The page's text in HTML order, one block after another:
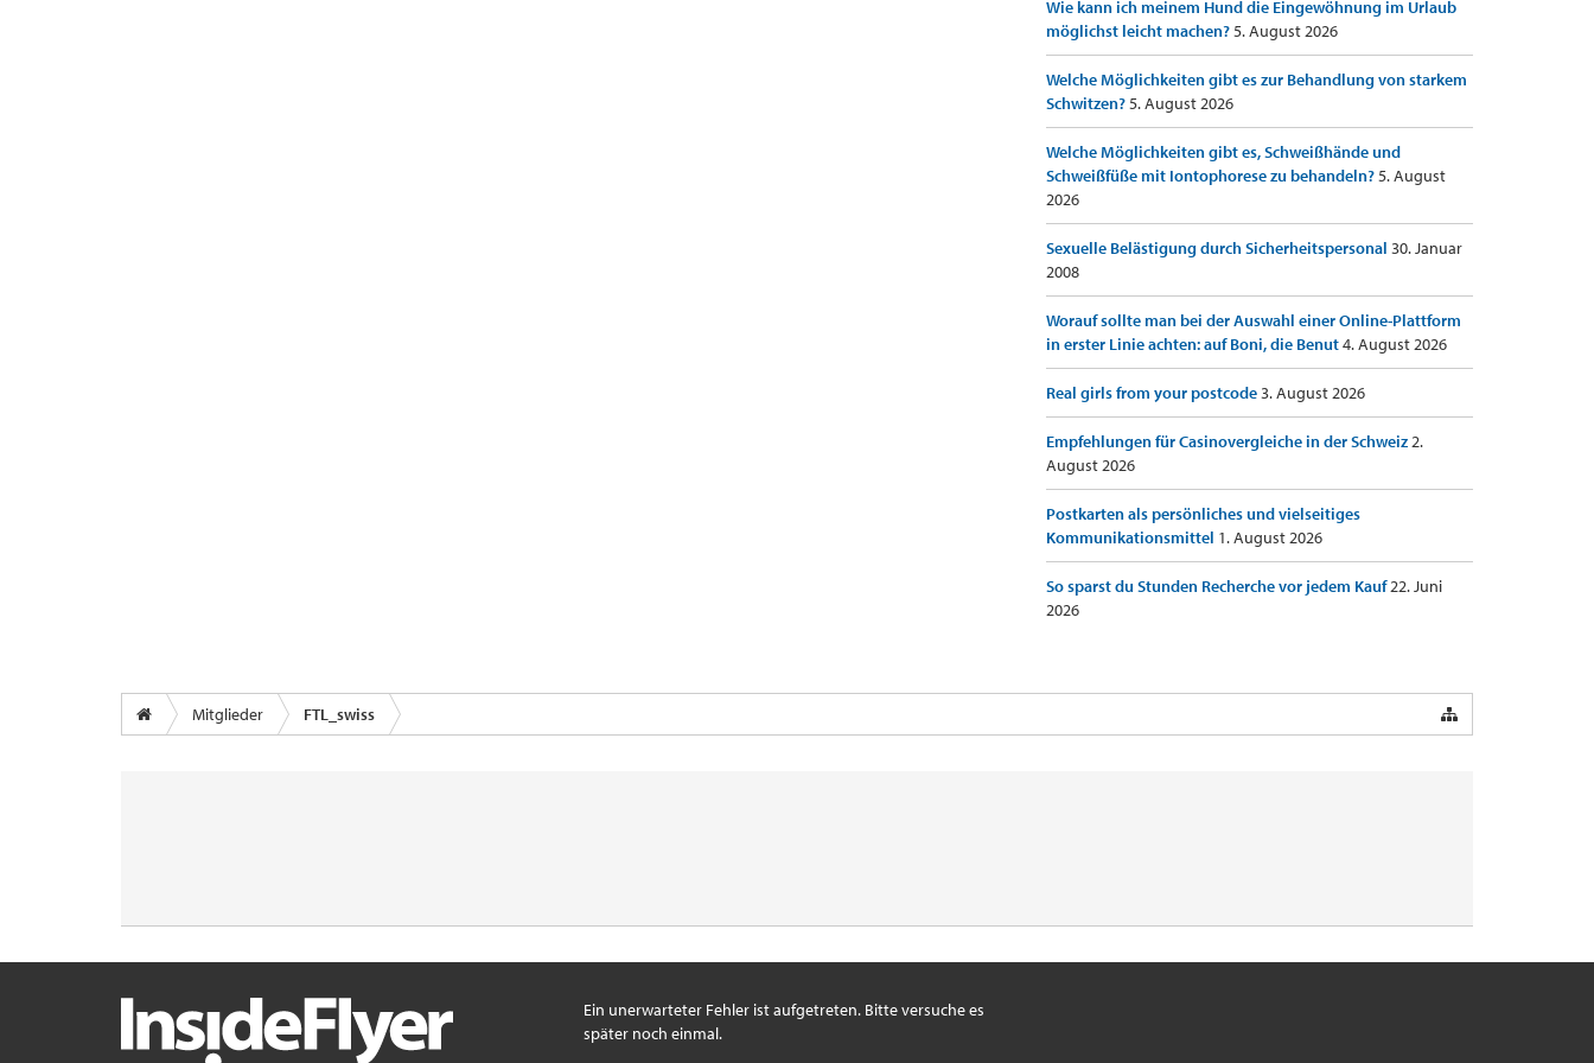
Wie kann ich meinem Hund die Eingewöhnung im Urlaub
möglichst leicht machen?5. August 2026
Welche Möglichkeiten gibt es zur Behandlung von starkem
Schwitzen?5. August 2026
Welche Möglichkeiten gibt es, Schweißhände und
Schweißfüße mit Iontophorese zu behandeln?5. August
2026
Sexuelle Belästigung durch Sicherheitspersonal 30. Januar
2008
Worauf sollte man bei der Auswahl einer Online-Plattform
in erster Linie achten: auf Boni, die Benut4. August 2026
Real girls from your postcode3. August 2026
Empfehlungen für Casinovergleiche in der Schweiz2.
August 2026
Postkarten als persönliches und vielseitiges
Kommunikationsmittel 1. August 2026
So sparst du Stunden Recherche vor jedem Kauf22. Juni
2026
Mitglieder FTL_swiss
Ein unerwarteter Fehler ist aufgetreten. Bitte versuche es
später noch einmal.